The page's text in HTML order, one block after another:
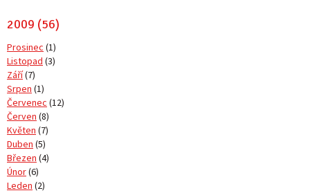
2009 (56)
Prosinec (1)
Listopad (3)
Září(7)
Srpen (1)
Červenec (12)
Červen (8)
Květen (7)
Duben (5)
Březen (4)
Únor(6)
Leden (2)